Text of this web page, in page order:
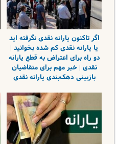
اگر تاکنون یارانه نقدی نگرفته اید
یا یارانه نقدی کم شده بخوانید |
دو راه برای اعتراض به قطع یارانه
نقدی | خبر مهم برای متقاضیان
بازبینی دهک‌بندی یارانه نقدی